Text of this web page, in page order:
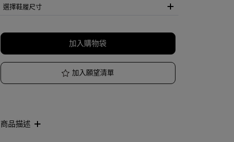
選擇鞋履尺寸
加入購物袋
加入願望清單
商品描述